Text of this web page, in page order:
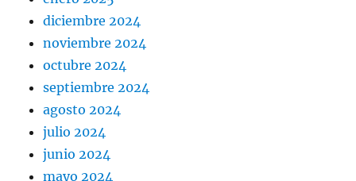
diciembre 2024
noviembre 2024
octubre 2024
septiembre 2024
agosto 2024
julio 2024
junio 2024
mayo 2024